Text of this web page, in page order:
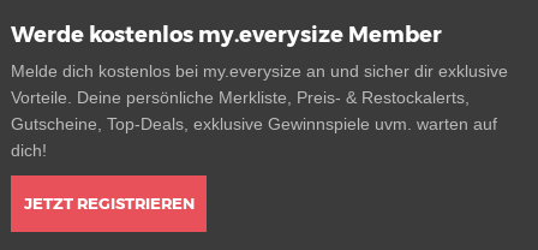
Werde kostenlos my.everysize Member
Melde dich kostenlos bei my.everysize an und sicher dir exklusive
Vorteile. Deine persönliche Merkliste, Preis- & Restockalerts,
Gutscheine, Top-Deals, exklusive Gewinnspiele uvm. warten auf
dich!
JETZT REGISTRIEREN